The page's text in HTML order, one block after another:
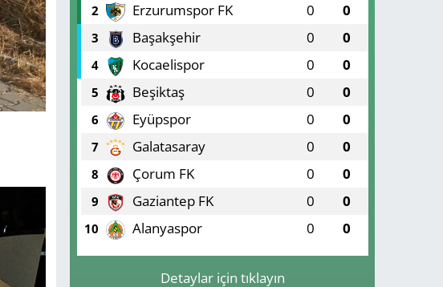
2 Erzurumspor FK 0 0
3 Başakşehir 0 0
4 Kocaelispor 0 0
5 Beşiktaş 0 0
6 Eyüpspor 0 0
7 Galatasaray 0 0
8 Çorum FK 0 0
9 Gaziantep FK 0 0
10 Alanyaspor 0 0
Detaylar için tıklayın